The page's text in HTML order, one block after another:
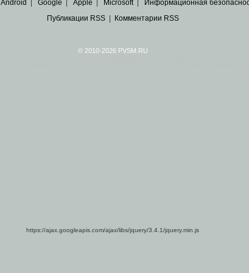
Android Google Apple Microsoft| Информационная
Публикации RSS| Комментарии RSS
© 2010-2026 PVSM.RU
https://ajax.googleapis.com/ajax/libs/jquery/3.4.1/jquery.min.js